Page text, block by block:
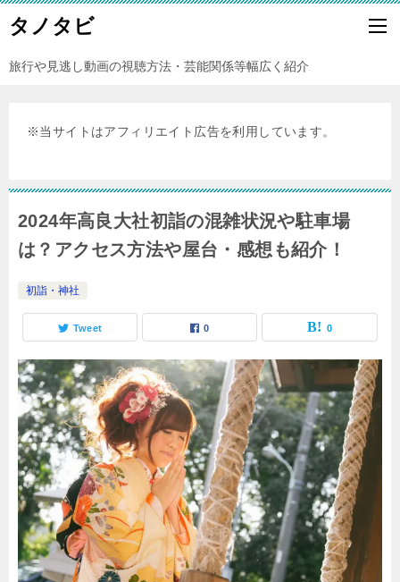
タノタビ
旅行や見逃し動画の視聴方法・芸能関係等幅広く紹介
※当サイトはアフィリエイト広告を利用しています。
2024年高良大社初詣の混雑状況や駐車場
は？アクセス方法や屋台・感想も紹介！
初詣・神社
Tweet 0 0